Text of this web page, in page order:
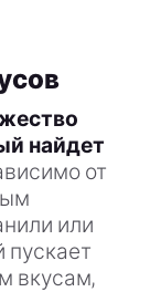
найдет
от
или
пускает
вкусам,